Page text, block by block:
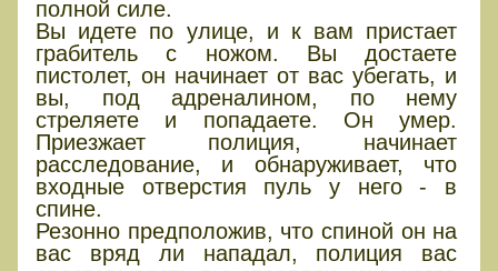
полной силе.
Вы идете по улице, и к вам пристает
грабитель с ножом. Вы достаете
пистолет, он начинает от вас убегать, и
вы, под адреналином, по нему
стреляете и попадаете. Он умер.
Приезжает полиция, начинает
расследование, и обнаруживает, что
входные отверстия пуль у него - в
спине.
Резонно предположив, что спиной он на
вас вряд ли нападал, полиция вас